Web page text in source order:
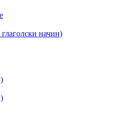
начин)